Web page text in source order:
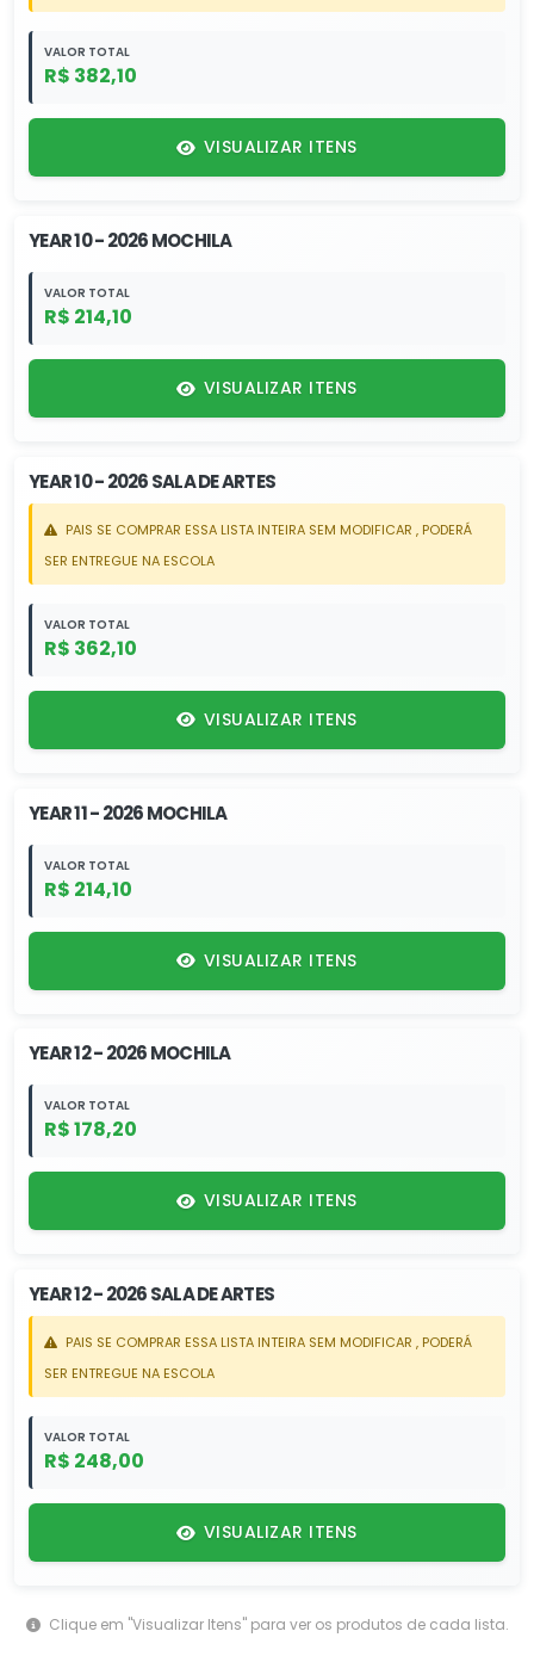
VALOR TOTAL
R$ 382,10
VISUALIZAR ITENS
YEAR 10 - 2026 MOCHILA
VALOR TOTAL
R$ 214,10
VISUALIZAR ITENS
YEAR 10 - 2026 SALA DE ARTES
PAIS SE COMPRAR ESSA LISTA INTEIRA SEM MODIFICAR , PODERÁ
SER ENTREGUE NA ESCOLA
VALOR TOTAL
R$ 362,10
VISUALIZAR ITENS
YEAR 11 - 2026 MOCHILA
VALOR TOTAL
R$ 214,10
VISUALIZAR ITENS
YEAR 12 - 2026 MOCHILA
VALOR TOTAL
R$ 178,20
VISUALIZAR ITENS
YEAR 12 - 2026 SALA DE ARTES
PAIS SE COMPRAR ESSA LISTA INTEIRA SEM MODIFICAR , PODERÁ
SER ENTREGUE NA ESCOLA
VALOR TOTAL
R$ 248,00
VISUALIZAR ITENS
Clique em "Visualizar Itens" para ver os produtos de cada lista.